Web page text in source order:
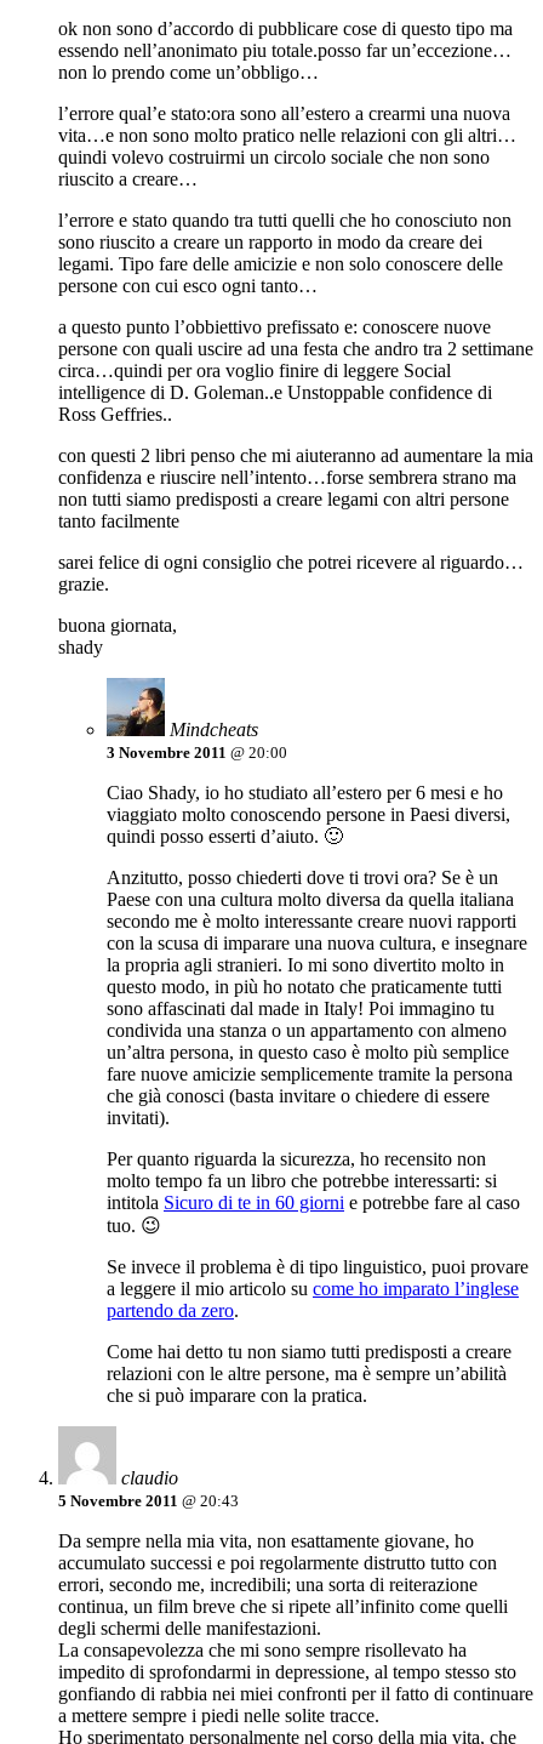
ok non sono d’accordo di pubblicare cose di questo tipo ma
essendo nell’anonimato piu totale.posso far un’eccezione…
non lo prendo come un’obbligo…
l’errore qual’e stato:ora sono all’estero a crearmi una nuova
vita…e non sono molto pratico nelle relazioni con gli altri…
quindi volevo costruirmi un circolo sociale che non sono
riuscito a creare…
l’errore e stato quando tra tutti quelli che ho conosciuto non
sono riuscito a creare un rapporto in modo da creare dei
legami. Tipo fare delle amicizie e non solo conoscere delle
persone con cui esco ogni tanto…
a questo punto l’obbiettivo prefissato e: conoscere nuove
persone con quali uscire ad una festa che andro tra 2 settimane
circa…quindi per ora voglio finire di leggere Social
intelligence di D. Goleman..e Unstoppable confidence di
Ross Geffries..
con questi 2 libri penso che mi aiuteranno ad aumentare la mia
confidenza e riuscire nell’intento…forse sembrera strano ma
non tutti siamo predisposti a creare legami con altri persone
tanto facilmente
sarei felice di ogni consiglio che potrei ricevere al riguardo…
grazie.
buona giornata,
shady
Mindcheats
3 Novembre 2011 @ 20:00
Ciao Shady, io ho studiato all’estero per 6 mesi e ho
viaggiato molto conoscendo persone in Paesi diversi,
quindi posso esserti d’aiuto. 🙂
Anzitutto, posso chiederti dove ti trovi ora? Se è un
Paese con una cultura molto diversa da quella italiana
secondo me è molto interessante creare nuovi rapporti
con la scusa di imparare una nuova cultura, e insegnare
la propria agli stranieri. Io mi sono divertito molto in
questo modo, in più ho notato che praticamente tutti
sono affascinati dal made in Italy! Poi immagino tu
condivida una stanza o un appartamento con almeno
un’altra persona, in questo caso è molto più semplice
fare nuove amicizie semplicemente tramite la persona
che già conosci (basta invitare o chiedere di essere
invitati).
Per quanto riguarda la sicurezza, ho recensito non
molto tempo fa un libro che potrebbe interessarti: si
intitola Sicuro di te in 60 giorni e potrebbe fare al caso
tuo. 😉
Se invece il problema è di tipo linguistico, puoi provare
a leggere il mio articolo su come ho imparato l’inglese
partendo da zero.
Come hai detto tu non siamo tutti predisposti a creare
relazioni con le altre persone, ma è sempre un’abilità
che si può imparare con la pratica.
claudio
5 Novembre 2011 @ 20:43
Da sempre nella mia vita, non esattamente giovane, ho
accumulato successi e poi regolarmente distrutto tutto con
errori, secondo me, incredibili; una sorta di reiterazione
continua, un film breve che si ripete all’infinito come quelli
degli schermi delle manifestazioni.
La consapevolezza che mi sono sempre risollevato ha
impedito di sprofondarmi in depressione, al tempo stesso sto
gonfiando di rabbia nei miei confronti per il fatto di continuare
a mettere sempre i piedi nelle solite tracce.
Ho sperimentato personalmente nel corso della mia vita, che